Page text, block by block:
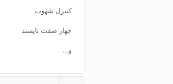
کنترل شهوت
چهار صفت ناپسند
و…